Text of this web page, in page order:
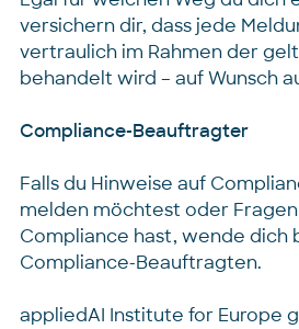
versichern dir, dass jede
vertraulich im Rahmen der
behandelt wird – auf Wunsch
Compliance-Beauftragter
Falls du Hinweise auf
melden möchtest oder
Compliance hast, wende dich
Compliance-Beauftragten.
appliedAI Institute for Europe